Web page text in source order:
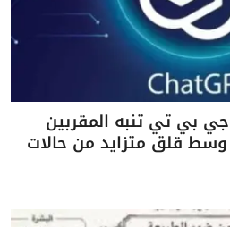
بي تي تنبه المقربين
وسط قلق متزايد من حالات